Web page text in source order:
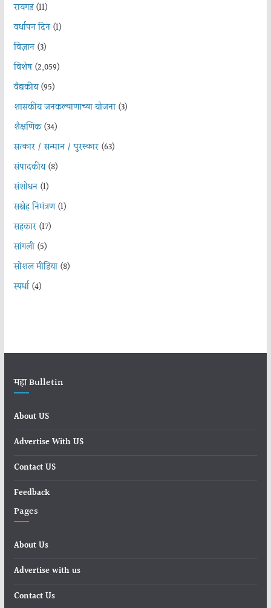
रायगड(11)
वर्धापन दिन(1)
विज्ञान(3)
विशेष(2,059)
वैद्यकीय(95)
शासकीय जनकल्याणाच्या योजना(3)
शैक्षणिक(34)
सत्कार / सन्मान / पुरस्कार(63)
संपादकीय(8)
संशोधन(1)
सस्नेह निमंत्रण(1)
सहकार(17)
सांगली(5)
सोशल मीडिया(8)
स्पर्धा(4)
महा Bulletin
About US
Advertise With US
Contact US
Feedback
Pages
About Us
Advertise with us
Contact Us